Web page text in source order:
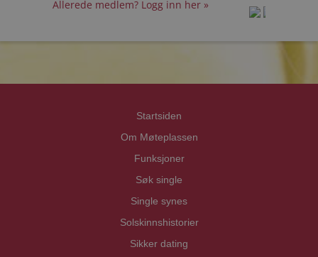
Allerede medlem? Logg inn her »
Startsiden
Om Møteplassen
Funksjoner
Søk single
Single synes
Solskinnshistorier
Sikker dating